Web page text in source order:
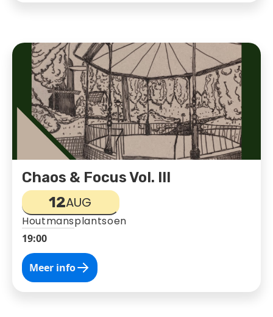
Chaos & Focus Vol. III
12AUG
Houtmansplantsoen
19:00
Meer info